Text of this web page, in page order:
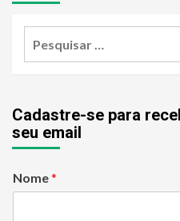
Cadastre-se para
seu email
Nome*